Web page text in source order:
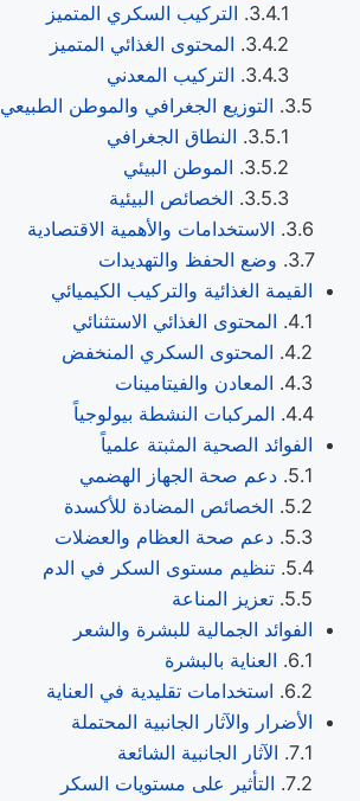
التركيب السكري المتميز
المحتوى الغذائي المتميز
التركيب المعدني
التوزيع الجغرافي والموطن الطبيعي
النطاق الجغرافي
الموطن البيئي
الخصائص البيئية
الاستخدامات والأهمية الاقتصادية
وضع الحفظ والتهديدات
القيمة الغذائية والتركيب الكيميائي
المحتوى الغذائي الاستثنائي
المحتوى السكري المنخفض
المعادن والفيتامينات
المركبات النشطة بيولوجياً
الفوائد الصحية المثبتة علمياً
دعم صحة الجهاز الهضمي
الخصائص المضادة للأكسدة
دعم صحة العظام والعضلات
تنظيم مستوى السكر في الدم
تعزيز المناعة
الفوائد الجمالية للبشرة والشعر
العناية بالبشرة
استخدامات تقليدية في العناية
الأضرار والآثار الجانبية المحتملة
الآثار الجانبية الشائعة
التأثير على مستويات السكر